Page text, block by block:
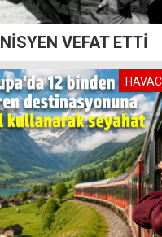
VEFAT ETTİ